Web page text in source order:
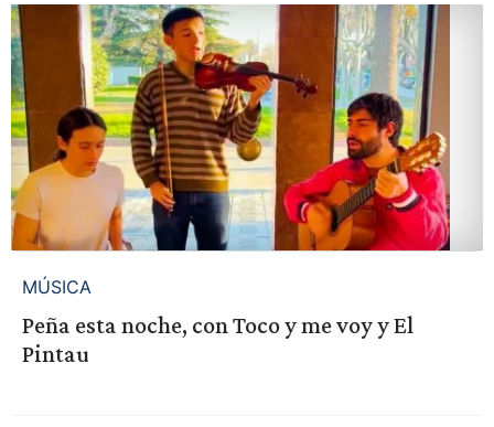
MÚSICA
Peña esta noche, con Toco y me voy y El
Pintau